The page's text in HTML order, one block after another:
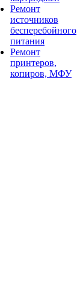
Ремонт
источников
бесперебойного
питания
Ремонт
принтеров,
копиров, МФУ